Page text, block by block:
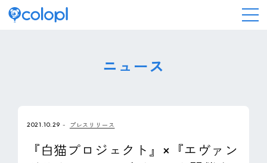
ニュース
2021.10.29 プレスリリース
『白猫プロジェクト』×『エヴァン